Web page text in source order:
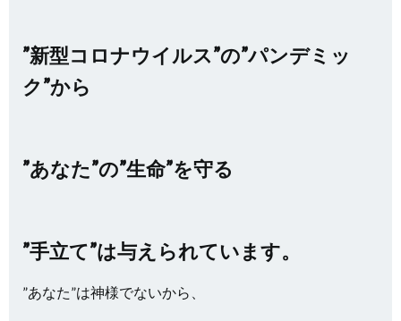
”新型コロナウイルス”の”パンデミッ
ク”から
”あなた”の”生命”を守る
”手立て”は与えられています。
”あなた”は神様でないから、